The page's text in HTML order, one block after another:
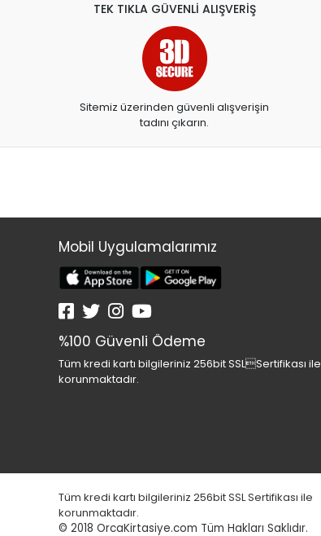
TEK TIKLA GÜVENLİ ALIŞVERİŞ
Sitemiz üzerinden güvenli alışverişin
tadını çıkarın.
Mobil Uygulamalarımız
%100 Güvenli Ödeme
Tüm kredi kartı bilgileriniz 256bit SSLSertifikası ile
korunmaktadır.
Tüm kredi kartı bilgileriniz 256bit SSL Sertifikası ile
korunmaktadır.
© 2018 OrcaKirtasiye.com Tüm Hakları Saklıdır.